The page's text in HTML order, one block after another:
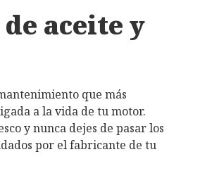
aceite y
que más
a la vida de tu motor.
y nunca dejes de pasar los
por el fabricante de tu